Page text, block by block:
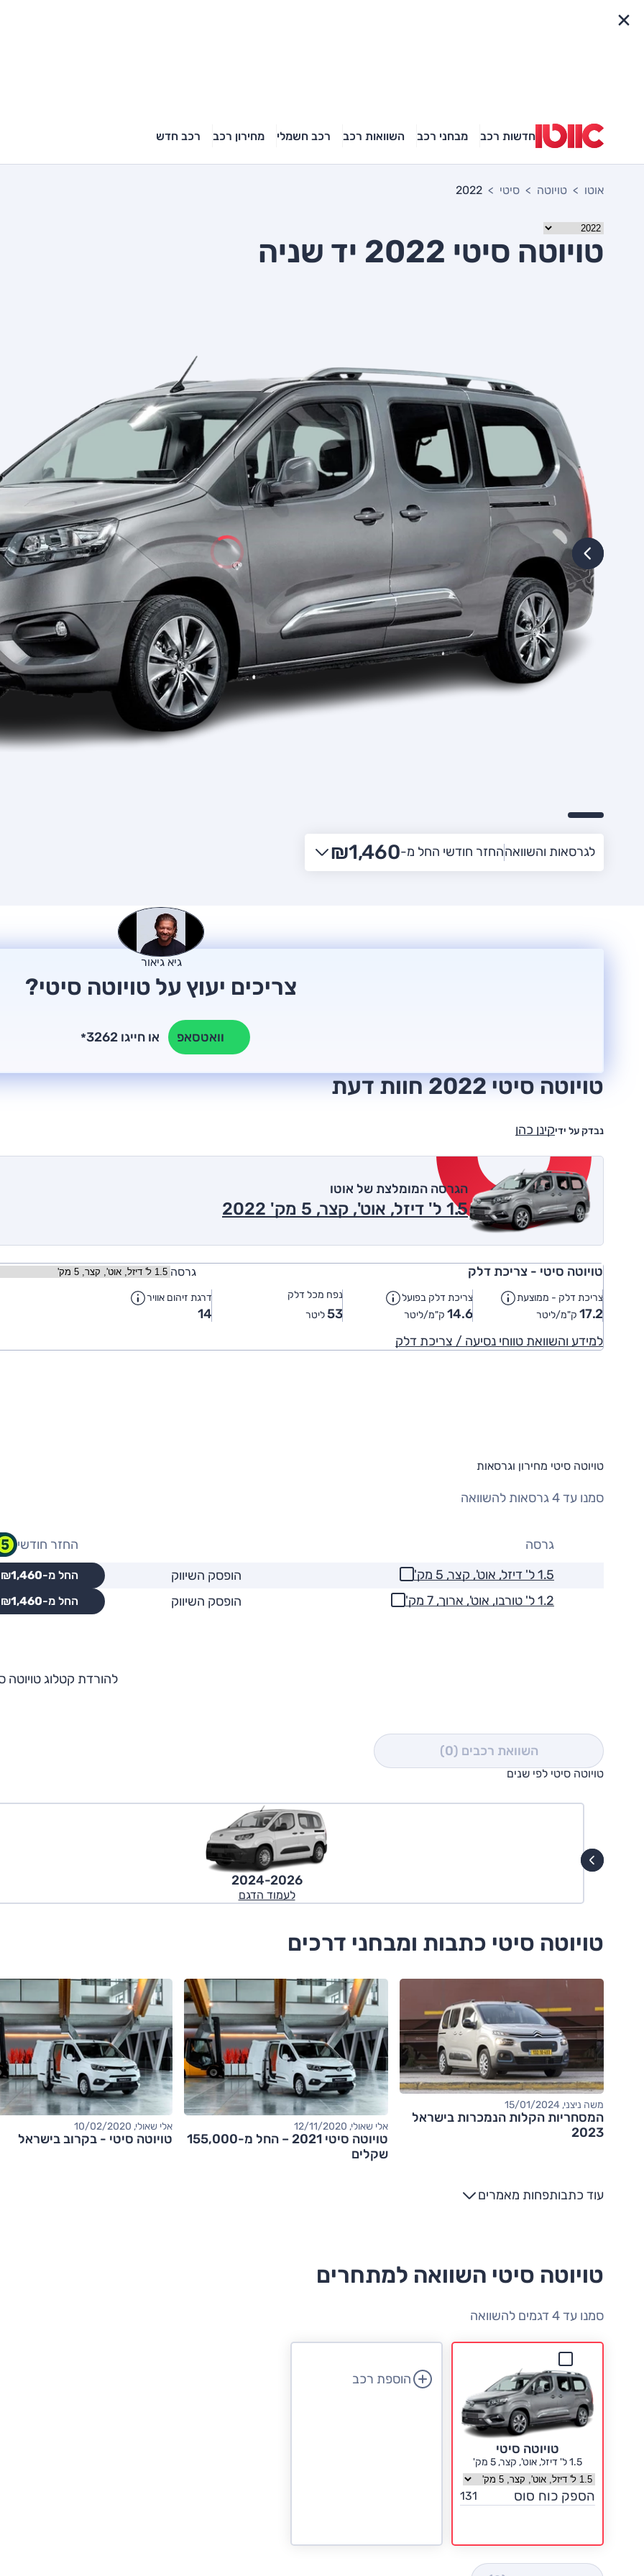
חדשות רכב מבחני רכב השוואות רכב רכב חשמלי מחירון רכב רכב חדש
אוטו טויוטה סיטי 2022
טויוטה סיטי 2022 יד שניה
לגרסאות והשוואההחזר חודשי החל מ-₪1,460
גיא גיאור
צריכים יעוץ על טויוטה סיטי?
וואטסאפ * או חייגו 3262
טויוטה סיטי 2022 חוות דעת
נבדק על ידיקינן כהן
הגרסה המומלצת של אוטו
1.5 ל' דיזל, אוט', קצר, 5 מק' 2022
טויוטה סיטי - צריכת דלק גרסה
צריכת דלק - ממוצעת
17.2 ק"מ/ליטר
צריכת דלק בפועל
14.6 ק"מ/ליטר
נפח מכל דלק
53ליטר
דרגת זיהום אוויר
14
למידע והשוואת טווחי נסיעה / צריכת דלק
טויוטה סיטי מחירון וגרסאות
סמנו עד 4 גרסאות להשוואה
גרסה
החזר חודשי
1.5 ל' דיזל, אוט', קצר, 5 מק'
הופסק השיווק החל מ-₪1,460
1.2 ל' טורבו, אוט', ארוך, 7 מק' הופסק השיווק החל מ-₪1,460
להורדת קטלוג טויוטה
השוואת רכבים (0)
טויוטה סיטי לפי שנים
2024-2026
לעמוד הדגם
טויוטה סיטי כתבות ומבחני דרכים
משה ניצני, 15/01/2024
המסחריות הקלות הנמכרות בישראל
2023
אלי שאולי, 12/11/2020
טויוטה סיטי 2021 – החל מ-155,000
שקלים
אלי שאולי, 10/02/2020
טויוטה סיטי - בקרוב בישראל
עוד כתבותפחות מאמרים
טויוטה סיטי השוואה למתחרים
סמנו עד 4 דגמים להשוואה
טויוטה סיטי
1.5 ל' דיזל, אוט', קצר, 5 מק'
בחר גרסה טויוטה סיטי
הספק כוח סוס 131
הוספת רכב